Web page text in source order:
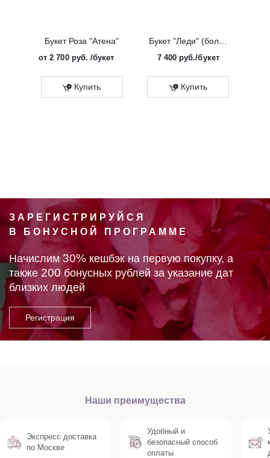
Букет Роза "Атена"
от2 700 руб. /букет
Купить
Букет "Леди" (большой)
7 400 руб./букет
Купить
ЗАРЕГИСТРИРУЙСЯ
В БОНУСНОЙ ПРОГРАММЕ
Начислим 30% кешбэк на первую покупку, а
также 200 бонусных рублей за указание дат
близких людей
Наши преимущества
Экспресс доставка
по Москве
Удобный и
безопасный способ
оплаты